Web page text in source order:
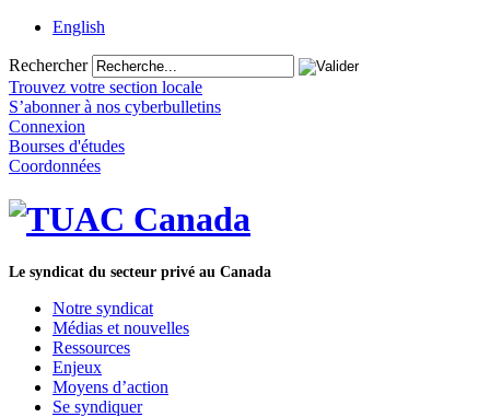
English
Rechercher
Trouvez votre section locale
S’abonner à nos cyberbulletins
Connexion
Bourses d'études
Coordonnées
Le syndicat du secteur privé au Canada
Notre syndicat
Médias et nouvelles
Ressources
Enjeux
Moyens d’action
Se syndiquer